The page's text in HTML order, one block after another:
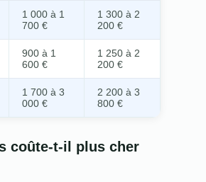
1 000 à 1
700 €
1 300 à 2
200 €
900 à 1
600 €
1 250 à 2
200 €
1 700 à 3
000 €
2 200 à 3
800 €
coûte-t-il plus cher